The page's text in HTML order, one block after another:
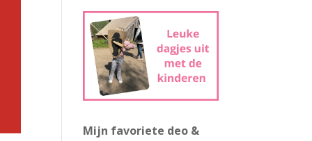
Mijn favoriete deo &